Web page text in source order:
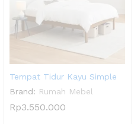
Tempat Tidur Kayu Simple
Brand: Rumah Mebel
Rp3.550.000